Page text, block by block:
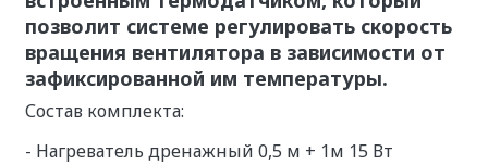
позволит системе регулировать скорость
вращения вентилятора в зависимости от
зафиксированной им температуры.
Состав комплекта:
- Нагреватель дренажный 0,5 м + 1м 15 Вт